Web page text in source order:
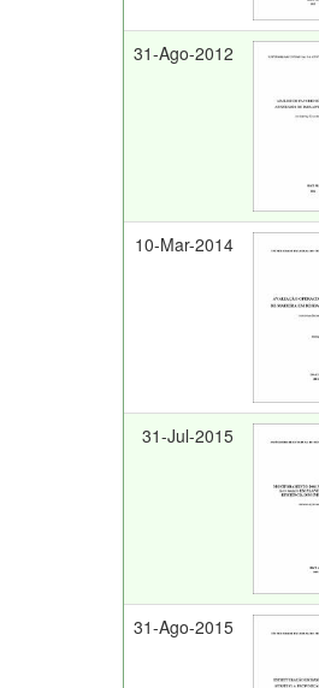
31-Ago-2012
10-Mar-2014
31-Jul-2015
31-Ago-2015